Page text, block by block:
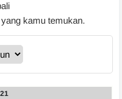
kamu temukan.